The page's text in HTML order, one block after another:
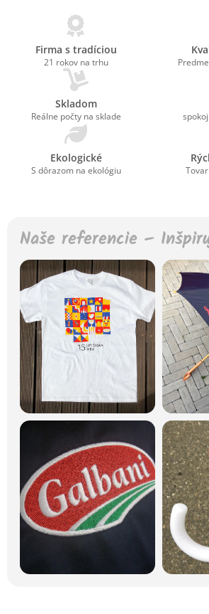
Firma s tradíciou
21 rokov na trhu
Skladom
Reálne počty na sklade
Ekologické
S dôrazom na ekológiu
Naše referencie –